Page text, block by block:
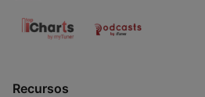
Recursos